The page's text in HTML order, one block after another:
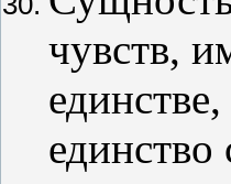
чувств,
единство